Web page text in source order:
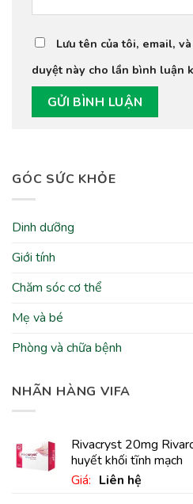
GÓC SỨC KHỎE
Dinh dưỡng
Giới tính
Chăm sóc cơ thể
Mẹ và bé
Phòng và chữa bệnh
NHÃN HÀNG VIFA
Rivacryst 20mg
huyết khối tĩnh mạch
Giá: Liên hệ
Lưu tên của tôi, email,
duyệt này cho lần bình luận